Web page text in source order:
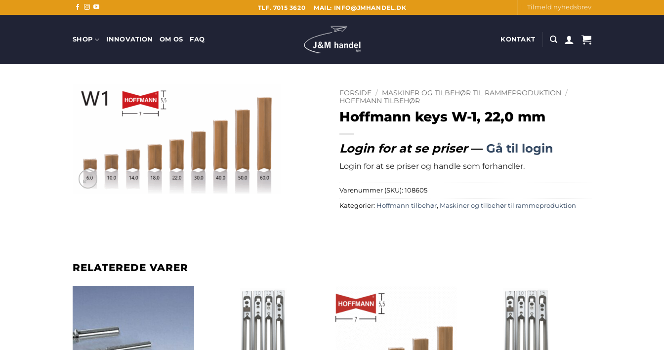
til
TLF. 7015 3620 MAIL: INFO@JMHANDEL.DK Tilmeld nyhedsbrev
SHOP INNOVATION OM OS FAQ KONTAKT
FORSIDE / MASKINER OG TILBEHØR TIL RAMMEPRODUKTION /
HOFFMANN TILBEHØR
Hoffmann keys W-1, 22,0 mm
Login for at se priser— Gå til login
Login for at se priser og handle som forhandler.
Varenummer (SKU): 108605
Kategorier: Hoffmann tilbehør, Maskiner og tilbehør til rammeproduktion
RELATEREDE VARER